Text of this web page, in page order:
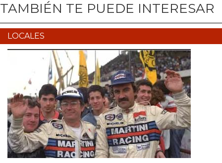
TAMBIÉN TE PUEDE INTERESAR
LOCALES